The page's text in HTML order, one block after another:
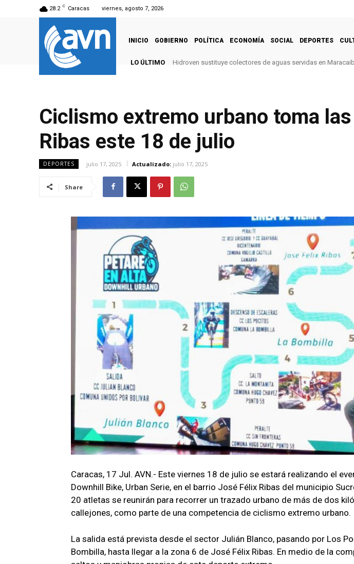
28.2 C Caracas viernes, agosto 7, 2026
INICIO GOBIERNO POLÍTICA ECONOMÍA SOCIAL DEPORTES
LO ÚLTIMO Hidroven sustituye colectores de aguas servidas en
Ciclismo extremo urbano toma
Ribas este 18 de julio
DEPORTES julio 17, 2025 Actualizado: julio 17, 2025
Share
Caracas, 17 Jul. AVN.- Este viernes 18 de julio se estará realizando el
Downhill Bike, Urban Serie, en el barrio José Félix Ribas del municipio
20 atletas se reunirán para recorrer un trazado urbano de más de dos
callejones, como parte de una competencia de ciclismo extremo urbano.
La salida está prevista desde el sector Julián Blanco, pasando por Los
Bombilla, hasta llegar a la zona 6 de José Félix Ribas. En medio de la